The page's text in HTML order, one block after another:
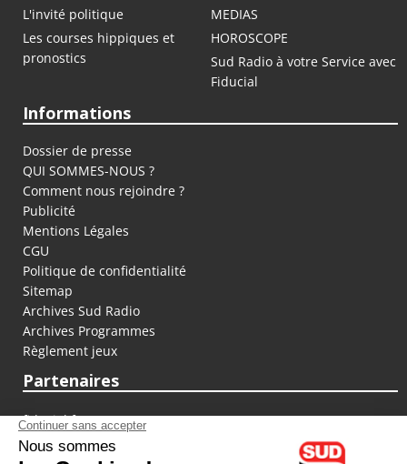
L'invité politique
MEDIAS
Les courses hippiques et
pronostics
HOROSCOPE
Sud Radio à votre Service avec
Fiducial
Informations
Dossier de presse
QUI SOMMES-NOUS ?
Comment nous rejoindre ?
Publicité
Mentions Légales
CGU
Politique de confidentialité
Sitemap
Archives Sud Radio
Archives Programmes
Règlement jeux
Partenaires
fiducial.fr
lyoncapitale.fr